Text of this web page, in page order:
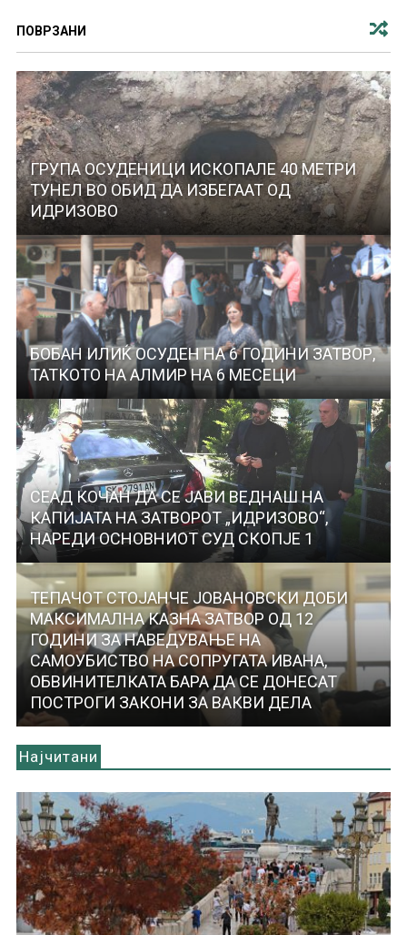
ПОВРЗАНИ
ГРУПА ОСУДЕНИЦИ ИСКОПАЛЕ 40 МЕТРИ
ТУНЕЛ ВО ОБИД ДА ИЗБЕГААТ ОД
ИДРИЗОВО
БОБАН ИЛИЌ ОСУДЕН НА 6 ГОДИНИ ЗАТВОР,
ТАТКОТО НА АЛМИР НА 6 МЕСЕЦИ
СЕАД КОЧАН ДА СЕ ЈАВИ ВЕДНАШ НА
КАПИЈАТА НА ЗАТВОРОТ „ИДРИЗОВО“,
НАРЕДИ ОСНОВНИОТ СУД СКОПЈЕ 1
ТЕПАЧОТ СТОЈАНЧЕ ЈОВАНОВСКИ ДОБИ
МАКСИМАЛНА КАЗНА ЗАТВОР ОД 12
ГОДИНИ ЗА НАВЕДУВАЊЕ НА
САМОУБИСТВО НА СОПРУГАТА ИВАНА,
ОБВИНИТЕЛКАТА БАРА ДА СЕ ДОНЕСАТ
ПОСТРОГИ ЗАКОНИ ЗА ВАКВИ ДЕЛА
Најчитани